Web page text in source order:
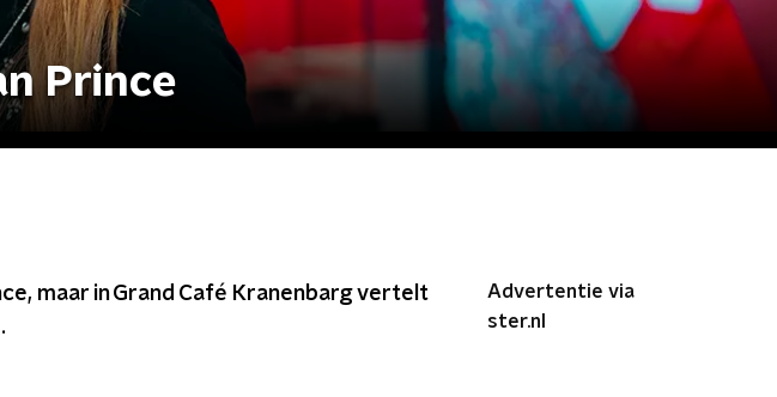
Prince
maar in Grand Café Kranenbarg vertelt
Advertentie via
ster.nl